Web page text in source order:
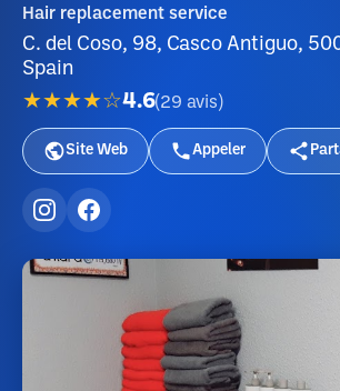
Hair replacement service
C. del Coso, 98, Casco Antiguo,
Spain
★★★★☆4.6(29 avis )
Site Web Appeler